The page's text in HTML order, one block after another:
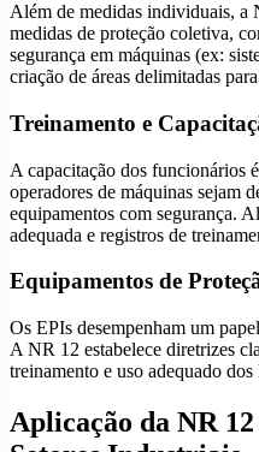
Além de medidas individuais, a
medidas de proteção coletiva,
segurança em máquinas (ex:
criação de áreas delimitadas
Treinamento e
A capacitação dos funcionários
operadores de máquinas sejam
equipamentos com segurança.
adequada e registros de
Equipamentos de
Os EPIs desempenham um
A NR 12 estabelece diretrizes
treinamento e uso adequado dos
Aplicação da NR